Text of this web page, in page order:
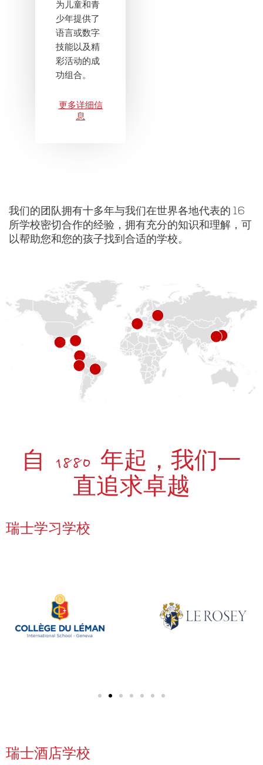
为儿童和青
少年提供了
语言或数字
技能以及精
彩活动的成
功组合。
更多详细信
息
我们的团队拥有十多年与我们在世界各地代表的 16
所学校密切合作的经验，拥有充分的知识和理解，可
以帮助您和您的孩子找到合适的学校。
自 1880 年起，我们一
直追求卓越
瑞士学习学校
瑞士酒店学校